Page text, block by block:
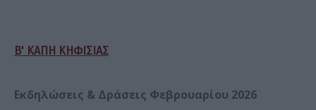
B' ΚΑΠΗ ΚΗΦΙΣΙΑΣ
Εκδηλώσεις & Δράσεις Φεβρουαρίου 2026